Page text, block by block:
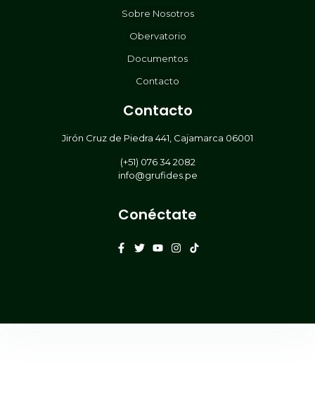
Sobre Nosotros
Obervatorio
Documentos
Contacto
Contacto
Jirón Cruz de Piedra 441, Cajamarca 06001
(+51) 076 34 2082
info@grufides.pe
Conéctate